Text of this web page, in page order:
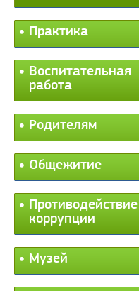
Практика
Воспитательная
работа
Родителям
Общежитие
Противодействие
коррупции
Музей